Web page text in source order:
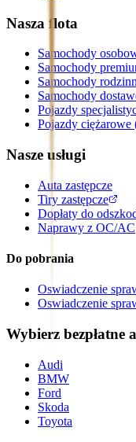
Nasza flota
Samochody
Samochody
Samochody
Samochody
Pojazdy
Pojazdy
Nasze usługi
Auta zastępcze
Tiry zastępcze
Dopłaty do
Naprawy z OC/AC
Do pobrania
Oswiadczenie
Oswiadczenie
Wybierz bezpłatne
Audi
BMW
Ford
Skoda
Toyota